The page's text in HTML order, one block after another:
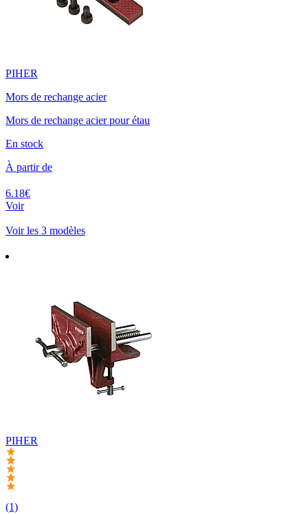
PIHER
Mors de rechange acier
Mors de rechange acier pour étau
En stock
À partir de
6.18€
Voir
Voir les 3 modèles
PIHER
(1)